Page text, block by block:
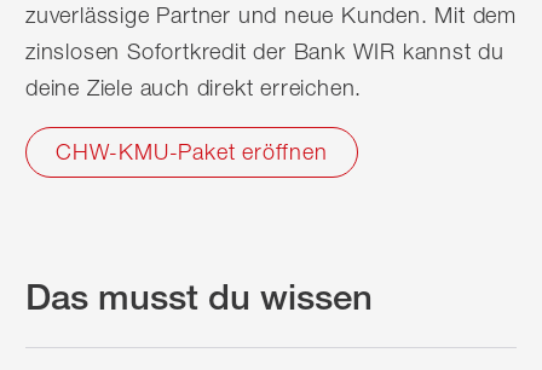
zuverlässige Partner und neue Kunden. Mit dem
zinslosen Sofortkredit der Bank WIR kannst du
deine Ziele auch direkt erreichen.
CHW-KMU-Paket eröffnen
Das musst du wissen